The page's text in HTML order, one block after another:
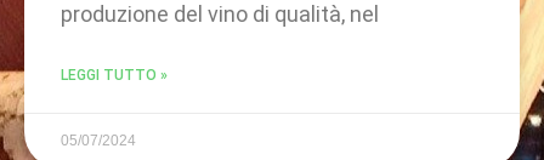
produzione del vino di qualità, nel
LEGGI TUTTO »
05/07/2024